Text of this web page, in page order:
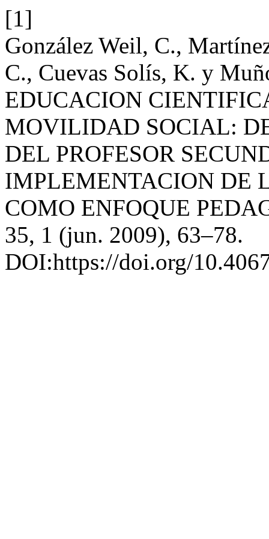
[1]
González Weil, C.,
C., Cuevas Solís, K. y
EDUCACION
MOVILIDAD SOCIAL:
DEL PROFESOR
IMPLEMENTACION DE
COMO ENFOQUE
35, 1 (jun. 2009), 63–78.
DOI:https://doi.org/